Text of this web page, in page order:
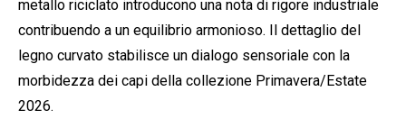
metallo riciclato introducono una nota di rigore industriale
contribuendo a un equilibrio armonioso. Il dettaglio del
legno curvato stabilisce un dialogo sensoriale con la
morbidezza dei capi della collezione Primavera/Estate
2026.